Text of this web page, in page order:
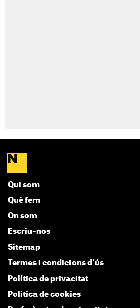
Qui som
Què fem
On som
Escriu-nos
Sitemap
Termes i condicions d'ús
Política de privacitat
Política de cookies